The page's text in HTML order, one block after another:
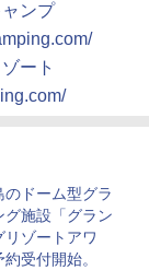
ンプ
ート
のドーム型グラ
グ施設「グラン
リゾートアワ
受付開始。